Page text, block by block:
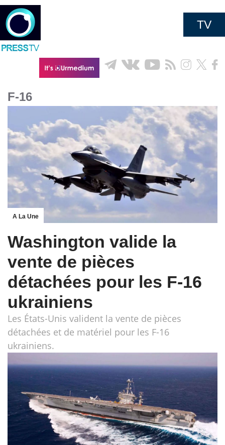
TV
F-16
A La Une
Washington valide la
vente de pièces
détachées pour les F-16
ukrainiens
Les États-Unis valident la vente de pièces
détachées et de matériel pour les F-16
ukrainiens.